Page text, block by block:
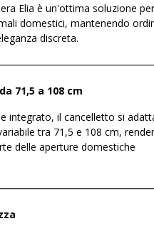
Elia è un'ottima soluzione per
domestici, mantenendo
discreta.
71,5 a 108 cm
integrato, il cancelletto si
tra 71,5 e 108 cm,
delle aperture domestiche